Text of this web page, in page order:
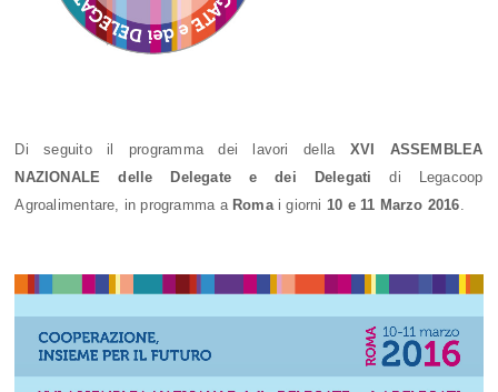
Di seguito il programma dei lavori della XVI ASSEMBLEA
NAZIONALE delle Delegate e dei Delegati di Legacoop
Agroalimentare, in programma a Roma i giorni 10 e 11 Marzo 2016.